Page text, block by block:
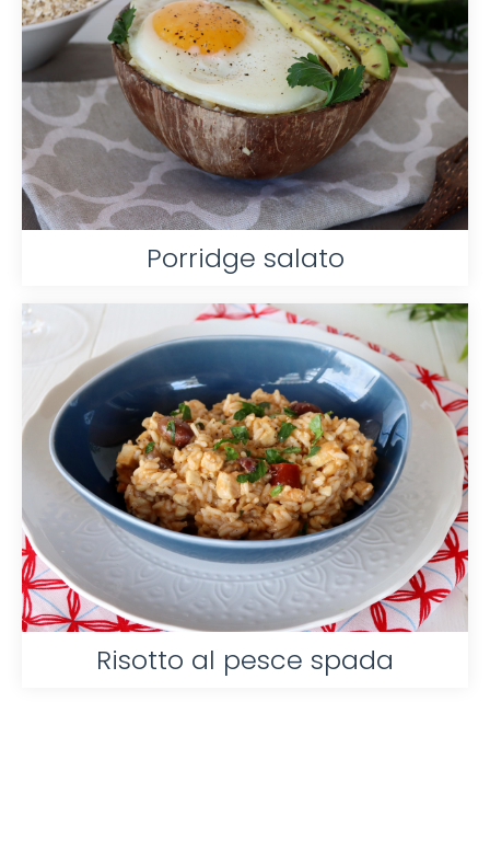
Porridge salato
Risotto al pesce spada